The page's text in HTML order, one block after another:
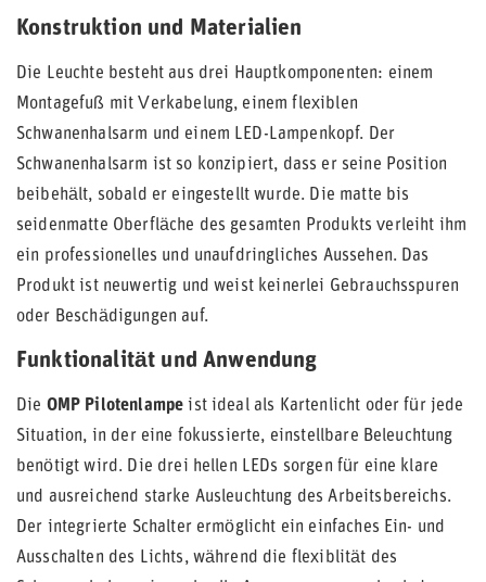
Konstruktion und Materialien
Die Leuchte besteht aus drei Hauptkomponenten: einem
Montagefuß mit Verkabelung, einem flexiblen
Schwanenhalsarm und einem LED-Lampenkopf. Der
Schwanenhalsarm ist so konzipiert, dass er seine Position
beibehält, sobald er eingestellt wurde. Die matte bis
seidenmatte Oberfläche des gesamten Produkts verleiht ihm
ein professionelles und unaufdringliches Aussehen. Das
Produkt ist neuwertig und weist keinerlei Gebrauchsspuren
oder Beschädigungen auf.
Funktionalität und Anwendung
Die OMP Pilotenlampe ist ideal als Kartenlicht oder für jede
Situation, in der eine fokussierte, einstellbare Beleuchtung
benötigt wird. Die drei hellen LEDs sorgen für eine klare
und ausreichend starke Ausleuchtung des Arbeitsbereichs.
Der integrierte Schalter ermöglicht ein einfaches Ein- und
Ausschalten des Lichts, während die flexiblität des